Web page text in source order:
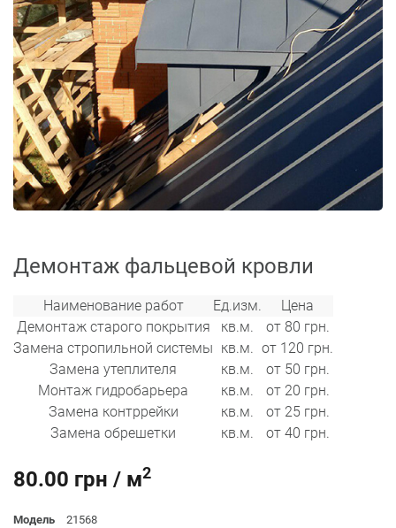
Демонтаж фальцевой кровли
Наименование работ Ед.изм.
Цена
Демонтаж старого покрытия
кв.м.
от 80 грн.
Замена стропильной системы кв.м. от 120 грн.
Замена утеплителя
кв.м.
от 50 грн.
Монтаж гидробарьера
кв.м.
от 20 грн.
Замена контррейки
кв.м.
от 25 грн.
Замена обрешетки
кв.м. от 40 грн.
80.00 грн / м2
Модель 21568